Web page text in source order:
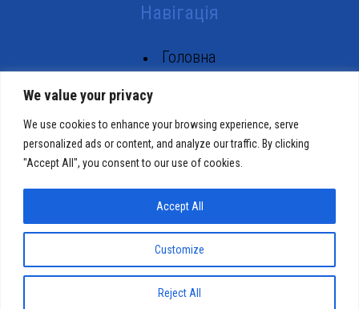
We value your privacy
We use cookies to enhance your browsing experience, serve
personalized ads or content, and analyze our traffic. By clicking
"Accept All", you consent to our use of cookies.
Customize
Reject All
Accept All
Навігація
Головна
Контакти
© Copyright 2026 |Політика конфіденційності|Хостінг сайту
| www.xnet.sumy.ua